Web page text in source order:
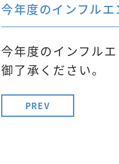
今年度のインフル
今年度のインフル
御了承ください。
PREV